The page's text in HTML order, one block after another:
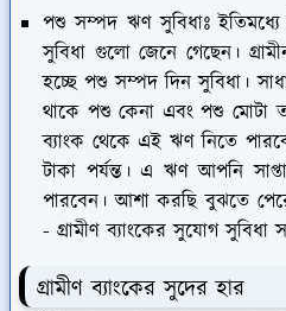
পশু সম্পদ ঋণ সুবিধাঃইতিমধ্যে
সুবিধা গুলো জেনে গেছেন।
হচ্ছে পশু সম্পদ দিন সুবিধা।
থাকে পশু কেনা এবং পশু মোটা
ব্যাংক থেকে এই ঋণ নিতে
টাকা পর্যন্ত। এ ঋণ আপনি
পারবেন। আশা করছি বুঝতে
- গ্রামীণ ব্যাংকের সুযোগ সুবিধা
গ্রামীণ ব্যাংকের সুদের হার